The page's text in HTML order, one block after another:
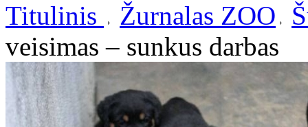
Titulinis Žurnalas ZOO
veisimas – sunkus darbas